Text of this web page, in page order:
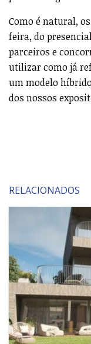
Como é natural,
feira, do
parceiros e
utilizar como já
um modelo
dos nossos
RELACIONADOS